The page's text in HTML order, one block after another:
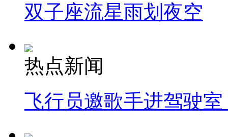
双子座流星雨划夜空
热点新闻
飞行员邀歌手进驾驶